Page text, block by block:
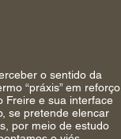
o sentido da
“práxis” em reforço
Freire e sua interface
se pretende elencar
por meio de estudo